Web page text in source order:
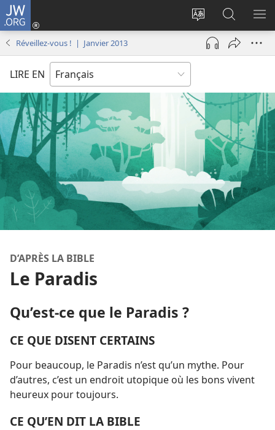
JW.ORG
Changer
langue
Se
connecter
(ouvre
nouvelle
sur
JW.ORG
Réveillez-vous ! | Janvier 2013
LIRE EN
D’APRÈS LA BIBLE
Le Paradis
Qu’est-ce que le Paradis ?
CE QUE DISENT CERTAINS
Pour beaucoup, le Paradis n’est qu’un mythe. Pour
d’autres, c’est un endroit utopique où les bons vivent
heureux pour toujours.
CE QU’EN DIT LA BIBLE